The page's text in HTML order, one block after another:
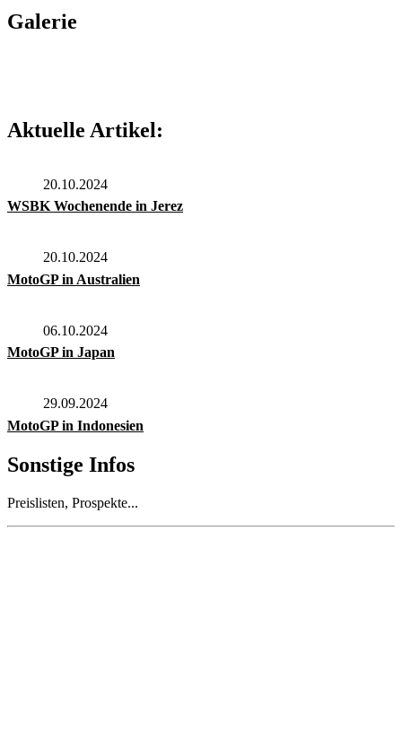
Galerie
Aktuelle Artikel:
20.10.2024
WSBK Wochenende in Jerez
20.10.2024
MotoGP in Australien
06.10.2024
MotoGP in Japan
29.09.2024
MotoGP in Indonesien
Sonstige Infos
Preislisten, Prospekte...